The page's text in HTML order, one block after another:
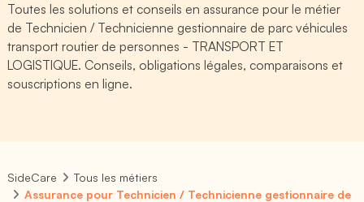
Toutes les solutions et conseils en assurance pour le métier
de Technicien / Technicienne gestionnaire de parc véhicules
transport routier de personnes - TRANSPORT ET
LOGISTIQUE. Conseils, obligations légales, comparaisons et
souscriptions en ligne.
SideCare
Tous les métiers
Assurance pour Technicien / Technicienne gestionnaire de